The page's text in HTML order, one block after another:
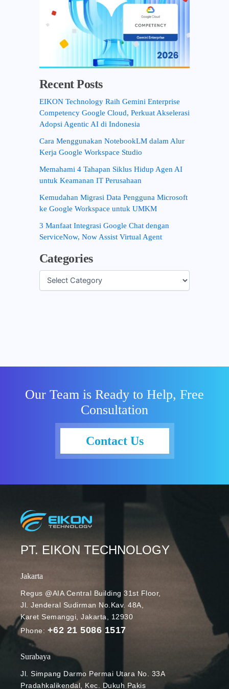
Recent Posts
EIKON Technology Raih Gemini Enterprise
Competency Google Cloud, Perkuat Akselerasi
Adopsi Agentic AI di Indonesia
Cara Menggunakan NotebookLM dalam Alur
Kerja Google Workspace Studio
Memahami 4 Tahapan Siklus Hidup Agen AI
untuk Keamanan IT Perusahaan
Kemudahan Migrasi Data Pengguna Microsoft
ke Google Workspace untuk UMKM
3 Manfaat Integrasi Google Chat dengan
ServiceNow, Now Assist Virtual Agent
Categories
Our Team is Ready to Help, Free
Consultation
Contact Us
PT. EIKON TECHNOLOGY
Jakarta
Regus @AIA Central Building 31st Floor,
Jl. Jenderal Sudirman No.Kav. 48A,
Karet Semanggi, Jakarta, 12930
Phone: +62 21 5086 1517
Surabaya
Jl. Simpang Darmo Permai Utara No. 33A
Pradahkalikendal, Kec. Dukuh Pakis